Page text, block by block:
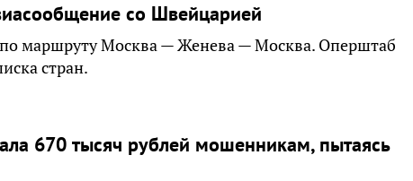
со Швейцарией
маршруту Москва — Женева — Москва. Оперштаб
стран.
670 тысяч рублей мошенникам, пытаясь